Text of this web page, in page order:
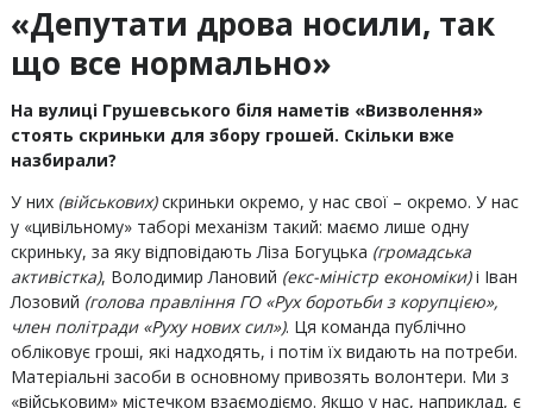
«Депутати дрова носили, так
що все нормально»
На вулиці Грушевського біля наметів «Визволення»
стоять скриньки для збору грошей. Скільки вже
назбирали?
У них (військових)скриньки окремо, у нас свої – окремо. У нас
у «цивільному» таборі механізм такий: маємо лише одну
скриньку, за яку відповідають Ліза Богуцька (громадська
активістка), Володимир Лановий (екс-міністр економіки)і Іван
Лозовий (голова правління ГО «Рух боротьби з корупцією»,
член політради «Руху нових сил»). Ця команда публічно
обліковує гроші, які надходять, і потім їх видають на потреби.
Матеріальні засоби в основному привозять волонтери. Ми з
«військовим» містечком взаємодіємо. Якщо у нас, наприклад, є